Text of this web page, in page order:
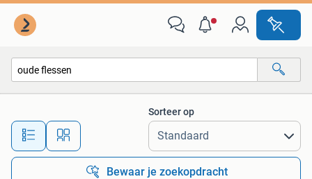
Alle afstanden…
Sorteer op
Bewaar je zoekopdracht